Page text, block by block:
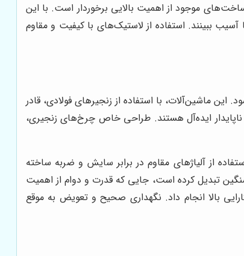
موجود از اهمیت بالایی برخوردار است. با این
ببینند. استفاده از لاستیک‌های با کیفیت و مقاوم
ماشین‌آلات، با استفاده از زنجیرهای فولادی، قادر
ایده‌آل هستند. طراحی خاص چرخ‌های زنجیری،
از آلیاژهای مقاوم در برابر سایش و ضربه ساخته
تبدیل کرده است، جایی که قدرت و دوام از اهمیت
بالا انجام داد. نگهداری صحیح و تعویض به موقع